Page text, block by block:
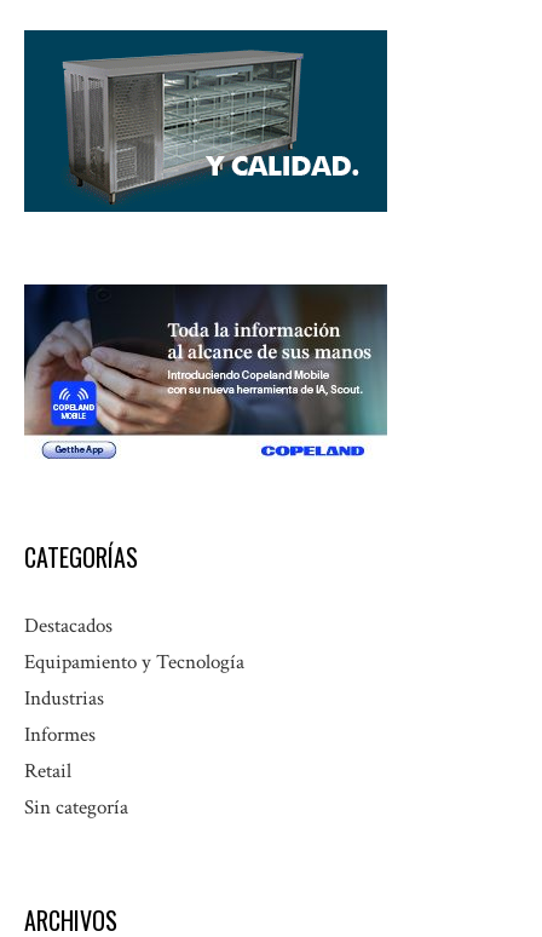
CATEGORÍAS
Destacados
Equipamiento y Tecnología
Industrias
Informes
Retail
Sin categoría
ARCHIVOS